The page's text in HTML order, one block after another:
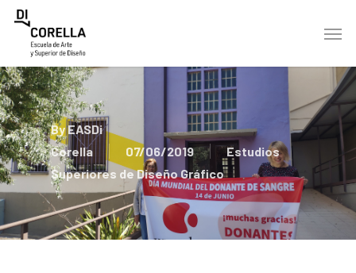
Skip
content
Menu
ByEASDi
Corella
07/06/2019
Estudios
Superiores de Diseño Gráfico